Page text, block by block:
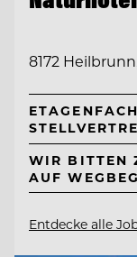
8172
WIR BITTEN
AUF
Entdecke alle